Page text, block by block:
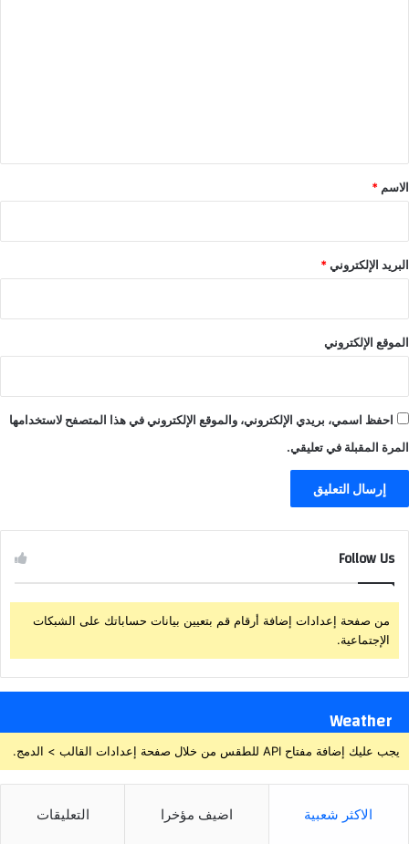
*
الاسم *
البريد الإلكتروني*
الموقع الإلكتروني
احفظ اسمي، بريدي الإلكتروني، والموقع الإلكتروني في هذا المتصفح لاستخدامها
المرة المقبلة في تعليقي.
Follow Us
من صفحة إعدادات إضافة أرقام قم بتعيين بيانات حساباتك على الشبكات
الإجتماعية.
Weather
يجب عليك إضافة مفتاح API للطقس من خلال صفحة إعدادات القالب > الدمج.
الاكثر شعبية اضيف مؤخرا التعليقات